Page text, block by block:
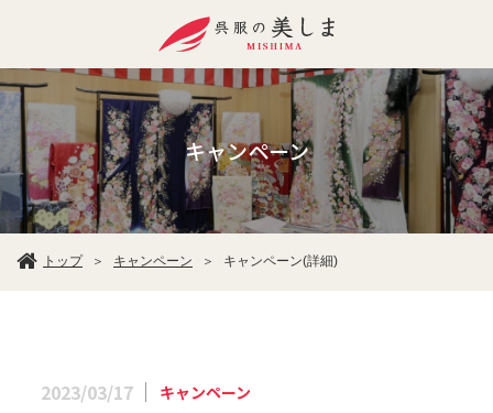
キャンペーン
トップ ＞ キャンペーン ＞ キャンペーン(詳細)
2023/03/17 キャンペーン